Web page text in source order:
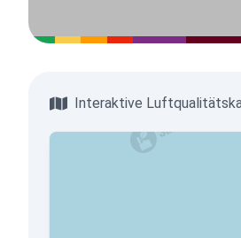
Interaktive